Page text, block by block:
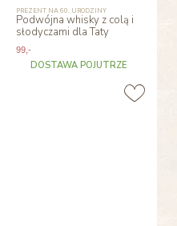
PREZENT NA 60. URODZINY
Podwójna whisky z colą i
słodyczami dla Taty
99 ,-
DOSTAWA POJUTRZE